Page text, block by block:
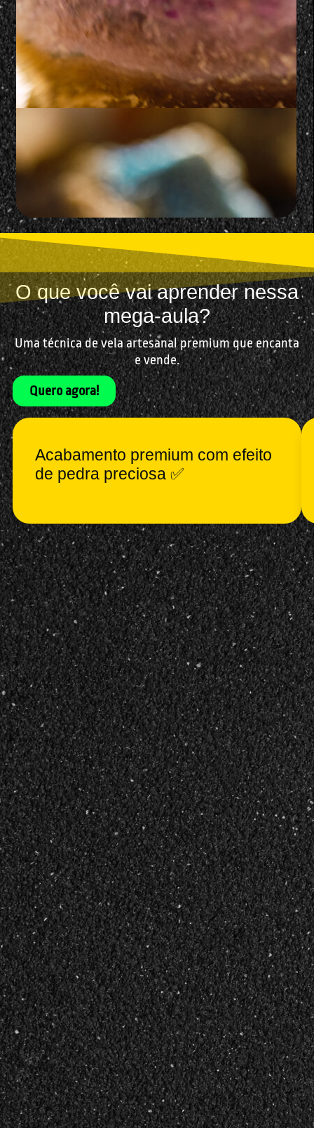
O que você vai aprender nessa
mega-aula?
Uma técnica de vela artesanal premium que encanta
e vende.
Quero agora!
Acabamento premium com efeito
de pedra preciosa ✅